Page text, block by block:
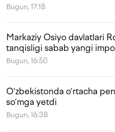
Bugun, 17:18
Markaziy Osiyo davlatlari
tanqisligi sabab yangi
Bugun, 16:50
O‘zbekistonda o‘rtacha
so‘mga yetdi
Bugun, 16:38